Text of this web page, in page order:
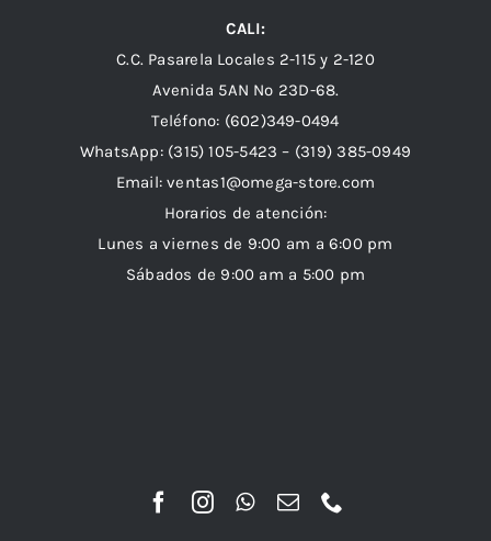
CALI:
C.C. Pasarela Locales 2-115 y 2-120
Avenida 5AN Nº 23D-68.
Teléfono: (602)349-0494
WhatsApp: (315) 105-5423 – (319) 385-0949
Email:ventas1@omega-store.com
Horarios de atención:
Lunes a viernes de 9:00 am a 6:00 pm
Sábados de 9:00 am a 5:00 pm